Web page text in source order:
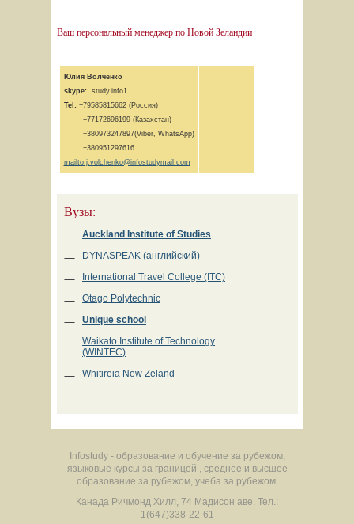
Ваш персональный менеджер по Новой Зеландии
Юлия Волченко
skype:study.info1
Tel:+79585815662 (Россия)
+77172696199 (Казахстан)
+380973247897(Viber, WhatsApp)
+380951297616
mailto:j.volchenko@infostudymail.com
Вузы:
Auckland Institute of Studies
DYNASPEAK (английский)
International Travel College (ITC)
Otago Polytechnic
Unique school
Waikato Institute of Technology
(WINTEC)
Whitireia New Zeland
Infostudy - образование и обучение за рубежом,
языковые курсы за границей , среднее и высшее
образование за рубежом, учеба за рубежом.
Канада Ричмонд Хилл, 74 Мадисон аве. Тел.:
1(647)338-22-61